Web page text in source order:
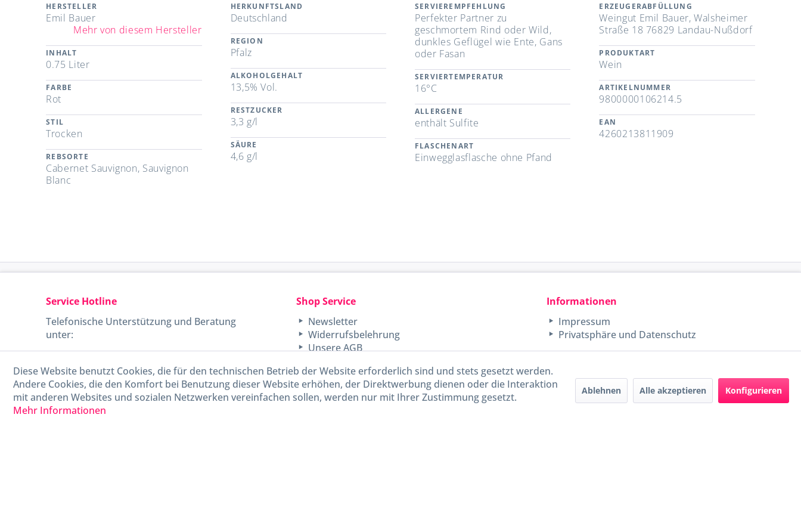
HERSTELLER
Emil Bauer
Mehr von diesem Hersteller
INHALT
0.75 Liter
FARBE
Rot
STIL
Trocken
REBSORTE
Cabernet Sauvignon, Sauvignon
Blanc
HERKUNFTSLAND
Deutschland
REGION
Pfalz
ALKOHOLGEHALT
13,5% Vol.
RESTZUCKER
3,3 g/l
SÄURE
4,6 g/l
SERVIEREMPFEHLUNG
Perfekter Partner zu
geschmortem Rind oder Wild,
dunkles Geflügel wie Ente, Gans
oder Fasan
SERVIERTEMPERATUR
16°C
ALLERGENE
enthält Sulfite
FLASCHENART
Einwegglasflasche ohne Pfand
ERZEUGERABFÜLLUNG
Weingut Emil Bauer, Walsheimer
Straße 18 76829 Landau-Nußdorf
PRODUKTART
Wein
ARTIKELNUMMER
9800000106214.5
EAN
4260213811909
Service Hotline
Telefonische Unterstützung und Beratung
unter:
040-880 99 770
Mo-Fr, 09:00 - 15:00 Uhr
Shop Service
Newsletter
Widerrufsbelehrung
Unsere AGB
Informationen
Impressum
Privatsphäre und Datenschutz
Diese Website benutzt Cookies, die für den technischen Betrieb der Website erforderlich sind und stets gesetzt werden.
Andere Cookies, die den Komfort bei Benutzung dieser Website erhöhen, der Direktwerbung dienen oder die Interaktion
mit anderen Websites und sozialen Netzwerken vereinfachen sollen, werden nur mit Ihrer Zustimmung gesetzt.
Mehr Informationen
Ablehnen Alle akzeptieren Konfigurieren